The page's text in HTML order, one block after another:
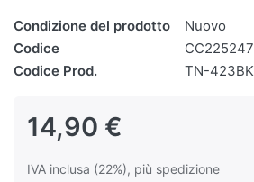
Condizione del prodotto
Nuovo
Codice
CC225247
Codice Prod.
TN-423BK
14,90 €
IVA inclusa (22%), più spedizione